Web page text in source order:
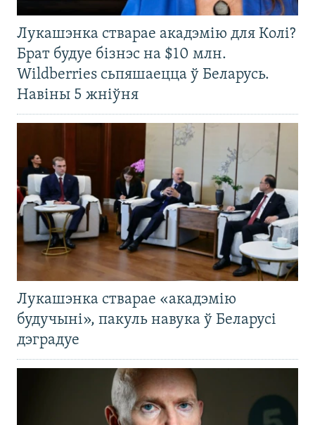
Лукашэнка стварае акадэмію для Колі?
Брат будуе бізнэс на $10 млн.
Wildberries сьпяшаецца ў Беларусь.
Навіны 5 жніўня
Лукашэнка стварае «акадэмію
будучыні», пакуль навука ў Беларусі
дэградуе